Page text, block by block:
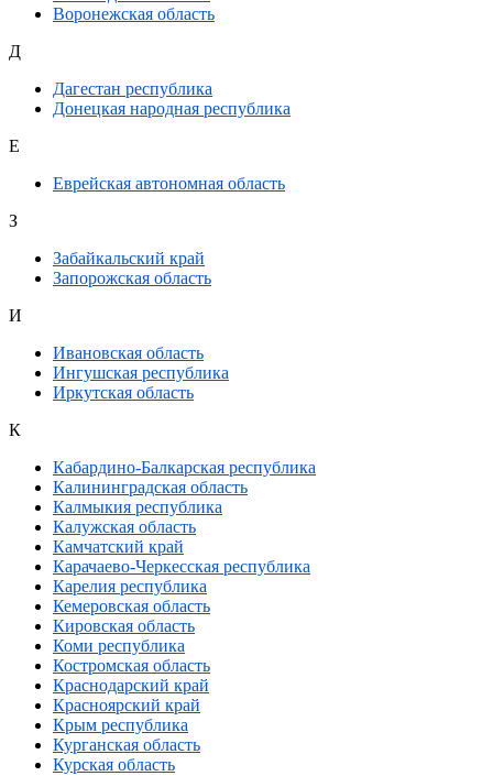
Воронежская область
Д
Дагестан республика
Донецкая народная республика
Е
Еврейская автономная область
З
Забайкальский край
Запорожская область
И
Ивановская область
Ингушская республика
Иркутская область
К
Кабардино-Балкарская республика
Калининградская область
Калмыкия республика
Калужская область
Камчатский край
Карачаево-Черкесская республика
Карелия республика
Кемеровская область
Кировская область
Коми республика
Костромская область
Краснодарский край
Красноярский край
Крым республика
Курганская область
Курская область